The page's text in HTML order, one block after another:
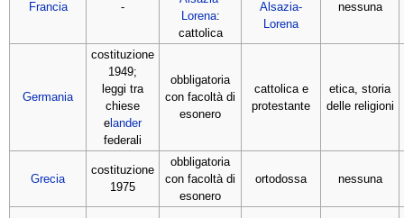
Francia -
Lorena:
cattolica
Alsazia-
Lorena
nessuna
Germania
costituzione
1949;
leggi tra
chiese
e lander
federali
obbligatoria
con facoltà di
esonero
cattolica e
protestante
etica, storia
delle religioni
Grecia
costituzione
1975
obbligatoria
con facoltà di
esonero
ortodossa nessuna